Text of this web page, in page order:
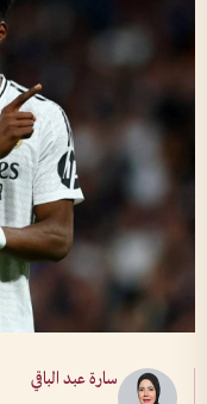
سارة عبد الباقي